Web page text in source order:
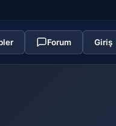
Forum Giriş